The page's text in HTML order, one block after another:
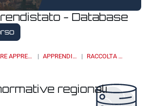
- Database
FARE APPRENDISTATO - DATABASE APPRENDISTATO DI II LIVELLO RACCOLTA NORMATIVE REGIONALI
regionali